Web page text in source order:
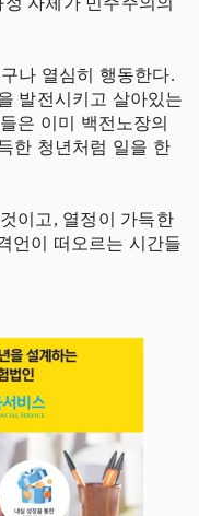
나 열심히 행동한다.
발전시키고 살아있는
은 이미 백전노장의
한 청년처럼 일을 한
이고, 열정이 가득한
언이 떠오르는 시간들